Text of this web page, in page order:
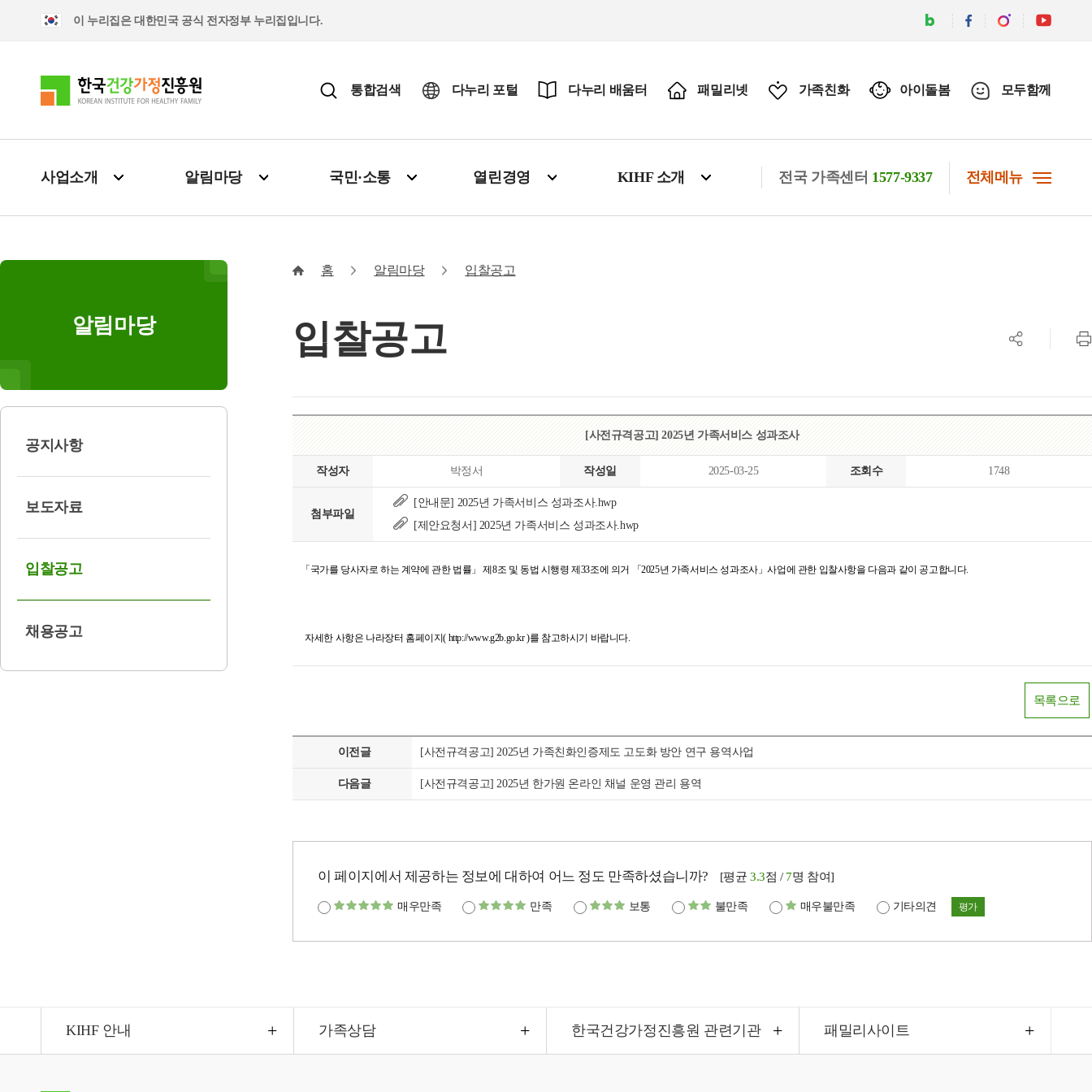
이 누리집은 대한민국 공식 전자정부 누리집입니다.
통합검색 다누리 포털 다누리 배움터 패밀리넷 가족친화 아이돌봄 모두함께
사업소개 알림마당 국민·소통 열린경영 KIHF 소개 전국 가족센터 1577-9337 전체메뉴
알림마당
공지사항
보도자료
입찰공고
채용공고
홈 알림마당 입찰공고
입찰공고
공유하기
[사전규격공고] 2025년 가족서비스 성과조사
작성자 박정서 작성일 2025-03-25 조회수 1748
첨부파일
[안내문] 2025년 가족서비스 성과조사.hwp
[제안요청서] 2025년 가족서비스 성과조사.hwp
​「국가를 당사자로 하는 계약에 관한 법률」 제8조 및 동법 시행령 제33조에 의거 「2025년 가족서비스 성과조사」사업에 관한 입찰사항을 다음과 같이 공고합니다.
자세한 사항은 나라장터 홈페이지( http://www.g2b.go.kr )를 참고하시기 바랍니다.
목록으로
이전글 [사전규격공고] 2025년 가족친화인증제도 고도화 방안 연구 용역사업
다음글 [사전규격공고] 2025년 한가원 온라인 채널 운영 관리 용역
이 페이지에서 제공하는 정보에 대하여 어느 정도 만족하셨습니까? [평균3.3점 / 7명 참여]
매우만족 만족 보통 불만족 매우불만족 기타의견 평가
KIHF 안내 가족상담 한국건강가정진흥원 관련기관 패밀리사이트